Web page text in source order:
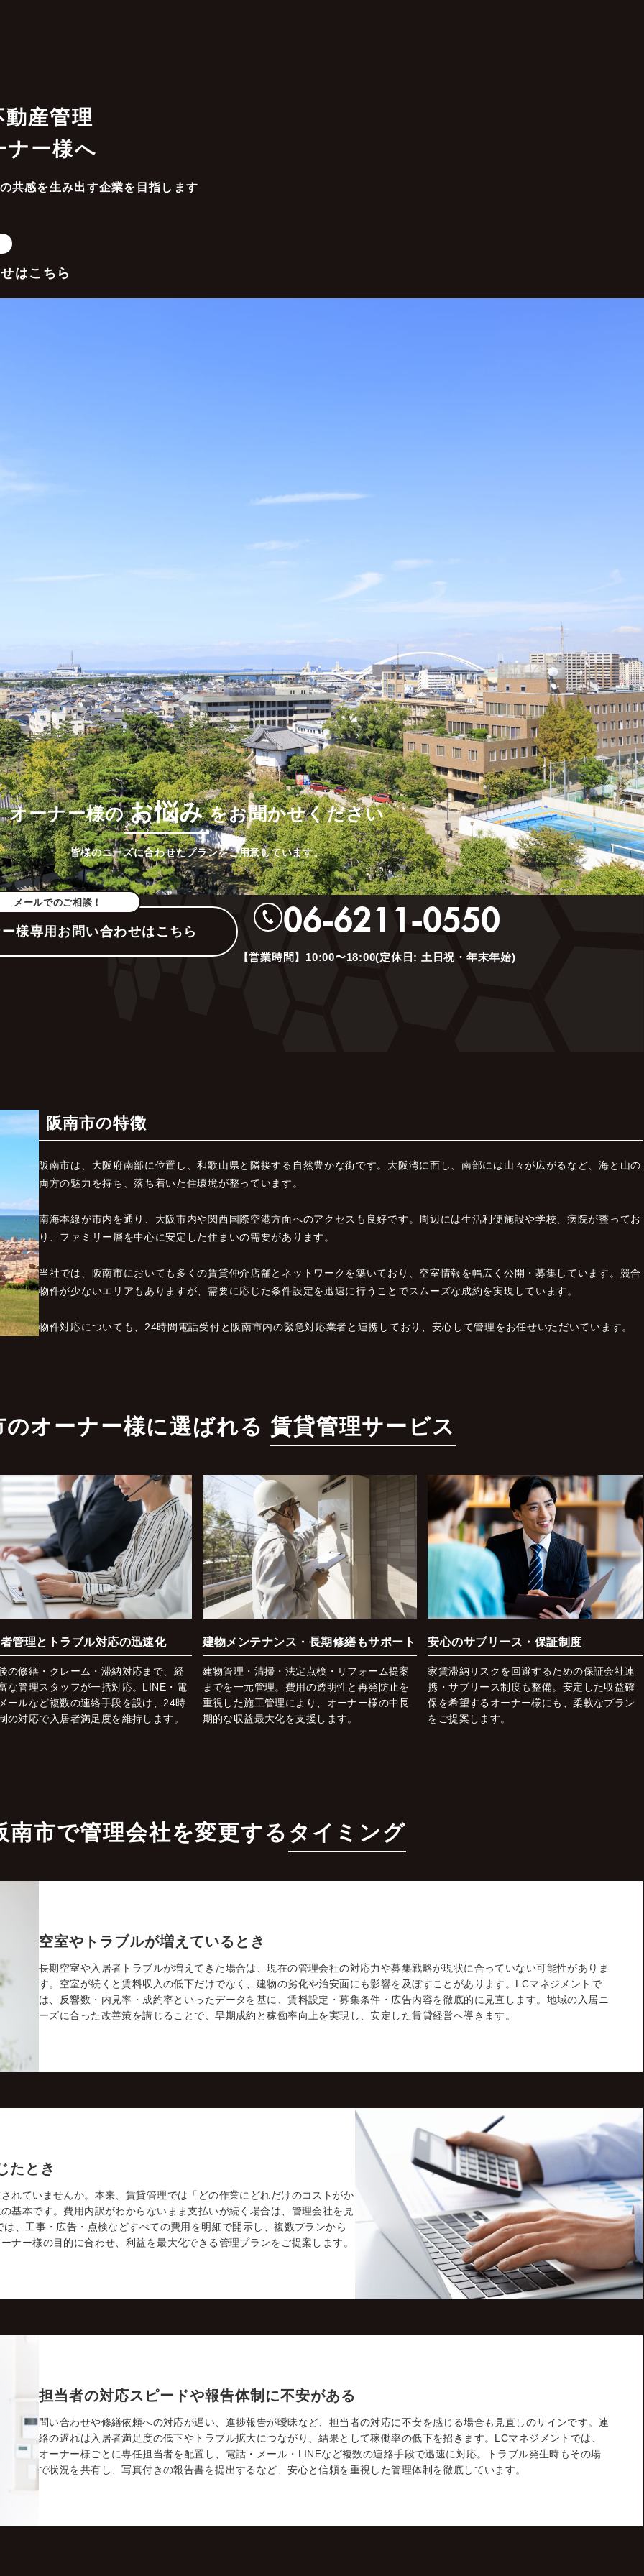
動産管理
ナー様へ
共感を生み出す企業を目指します
はこちら
市で賃貸管理をお考えの
賃貸経営を“資産運用”として安定させるために
継続的な収益を生み出すための総合的なサポートです。
応・トラブル防止など、複数の要素が複雑に絡むため、管理体制の質がそのまま収益性に直結します。
まえた募集戦略やリスク回避策を統合し、入居率98％以上・滞納率1％以下という高い管理実績を維持。
ーナー様が“安心して任せられる”管理サービスを提供し、長期的な資産価値の最大化を実現しています。
オーナー様の お悩み をお聞かせください
皆様のニーズに合わせたプランをご用意しています。
メールでのご相談！
様専用お問い合わせはこちら 06-6211-0550
【営業時間】10:00〜18:00(定休日: 土日祝・年末年始)
阪南市の特徴
阪南市は、大阪府南部に位置し、和歌山県と隣接する自然豊かな街です。大阪湾に面し、南部には山々が広がるなど、海と山の
両方の魅力を持ち、落ち着いた住環境が整っています。
南海本線が市内を通り、大阪市内や関西国際空港方面へのアクセスも良好です。周辺には生活利便施設や学校、病院が整ってお
り、ファミリー層を中心に安定した住まいの需要があります。
当社では、阪南市においても多くの賃貸仲介店舗とネットワークを築いており、空室情報を幅広く公開・募集しています。競合
物件が少ないエリアもありますが、需要に応じた条件設定を迅速に行うことでスムーズな成約を実現しています。
物件対応についても、24時間電話受付と阪南市内の緊急対応業者と連携しており、安心して管理をお任せいただいています。
のオーナー様に選ばれる賃貸管理サービス
管理とトラブル対応の迅速化
の修繕・クレーム・滞納対応まで、経
な管理スタッフが一括対応。LINE・電
ールなど複数の連絡手段を設け、24時
の対応で入居者満足度を維持します。
建物メンテナンス・長期修繕もサポート
建物管理・清掃・法定点検・リフォーム提案
までを一元管理。費用の透明性と再発防止を
重視した施工管理により、オーナー様の中長
期的な収益最大化を支援します。
安心のサブリース・保証制度
家賃滞納リスクを回避するための保証会社連
携・サブリース制度も整備。安定した収益確
保を希望するオーナー様にも、柔軟なプラン
をご提案します。
南市で管理会社を変更する タイミング
空室やトラブルが増えているとき
長期空室や入居者トラブルが増えてきた場合は、現在の管理会社の対応力や募集戦略が現状に合っていない可能性がありま
す。空室が続くと賃料収入の低下だけでなく、建物の劣化や治安面にも影響を及ぼすことがあります。LCマネジメントで
は、反響数・内見率・成約率といったデータを基に、賃料設定・募集条件・広告内容を徹底的に見直します。地域の入居ニ
ーズに合った改善策を講じることで、早期成約と稼働率向上を実現し、安定した賃貸経営へ導きます。
たとき
れていませんか。本来、賃貸管理では「どの作業にどれだけのコストがか
基本です。費用内訳がわからないまま支払いが続く場合は、管理会社を見
、工事・広告・点検などすべての費用を明細で開示し、複数プランから
ナー様の目的に合わせ、利益を最大化できる管理プランをご提案します。
担当者の対応スピードや報告体制に不安がある
問い合わせや修繕依頼への対応が遅い、進捗報告が曖昧など、担当者の対応に不安を感じる場合も見直しのサインです。連
絡の遅れは入居者満足度の低下やトラブル拡大につながり、結果として稼働率の低下を招きます。LCマネジメントでは、
オーナー様ごとに専任担当者を配置し、電話・メール・LINEなど複数の連絡手段で迅速に対応。トラブル発生時もその場
で状況を共有し、写真付きの報告書を提出するなど、安心と信頼を重視した管理体制を徹底しています。